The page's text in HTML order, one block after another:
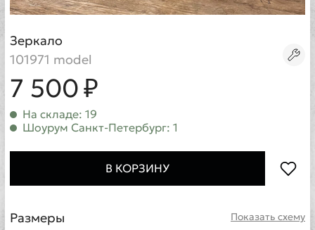
Зеркало
101971 model
7 500 ₽
На складе: 19
Шоурум Санкт-Петербург: 1
В КОРЗИНУ
Показать схему
Размеры